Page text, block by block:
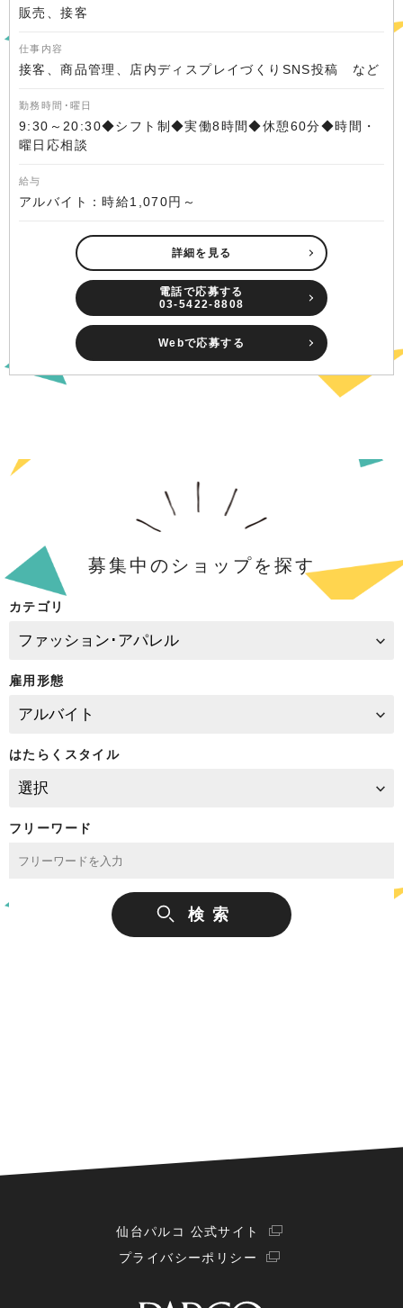
販売、接客
仕事内容
接客、商品管理、店内ディスプレイづくりSNS投稿 など
勤務時間･曜日
9:30～20:30◆シフト制◆実働8時間◆休憩60分◆時間・
曜日応相談
給与
アルバイト：時給1,070円～
詳細を見る
電話で応募する
03-5422-8808
Webで応募する
募集中のショップを探す
カテゴリ
雇用形態
はたらくスタイル
フリーワード
仙台パルコ 公式サイト
プライバシーポリシー